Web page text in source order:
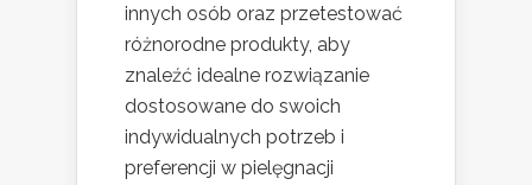
innych osób oraz przetestować
różnorodne produkty, aby
znaleźć idealne rozwiązanie
dostosowane do swoich
indywidualnych potrzeb i
preferencji w pielęgnacji